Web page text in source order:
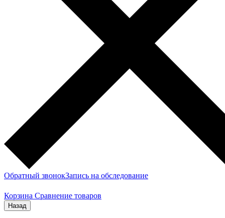
Обратный звонокЗапись на обследование
Корзина Сравнение товаров
Назад